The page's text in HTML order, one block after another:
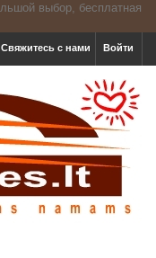
Войти
Свяжитесь с нами